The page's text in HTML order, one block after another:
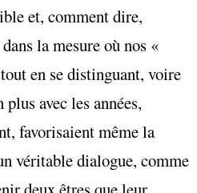
et, comment dire,
la mesure où nos «
en se distinguant, voire
plus avec les années,
favorisaient même la
véritable dialogue, comme